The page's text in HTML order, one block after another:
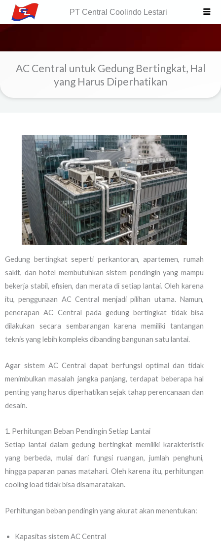
PT Central Coolindo Lestari
AC Central untuk Gedung Bertingkat, Hal
yang Harus Diperhatikan
Gedung bertingkat seperti perkantoran, apartemen, rumah
sakit, dan hotel membutuhkan sistem pendingin yang mampu
bekerja stabil, efisien, dan merata di setiap lantai. Oleh karena
itu, penggunaan AC Central menjadi pilihan utama. Namun,
penerapan AC Central pada gedung bertingkat tidak bisa
dilakukan secara sembarangan karena memiliki tantangan
teknis yang lebih kompleks dibanding bangunan satu lantai.
Agar sistem AC Central dapat berfungsi optimal dan tidak
menimbulkan masalah jangka panjang, terdapat beberapa hal
penting yang harus diperhatikan sejak tahap perencanaan dan
desain.
1. Perhitungan Beban Pendingin Setiap Lantai
Setiap lantai dalam gedung bertingkat memiliki karakteristik
yang berbeda, mulai dari fungsi ruangan, jumlah penghuni,
hingga paparan panas matahari. Oleh karena itu, perhitungan
cooling load tidak bisa disamaratakan.
Perhitungan beban pendingin yang akurat akan menentukan:
Kapasitas sistem AC Central